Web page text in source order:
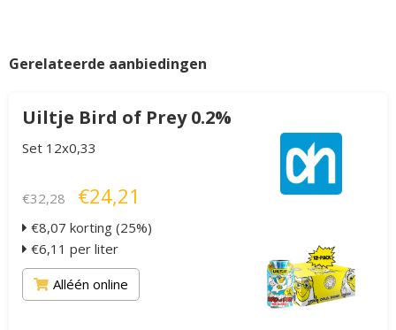
Gerelateerde aanbiedingen
Uiltje Bird of Prey 0.2%
Set 12x0,33
€32,28 €24,21
€8,07 korting (25%)
€6,11 per liter
Alléén online